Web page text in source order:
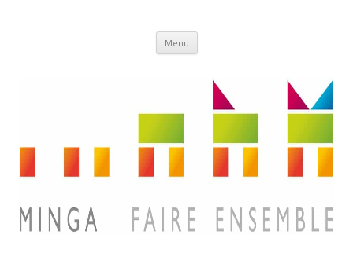
Menu Aller
contenu